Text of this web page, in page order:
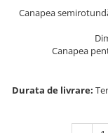
Oglinzi hol
Console hol
Ceasuri
Canapea
Canapea
Durata de livrare: